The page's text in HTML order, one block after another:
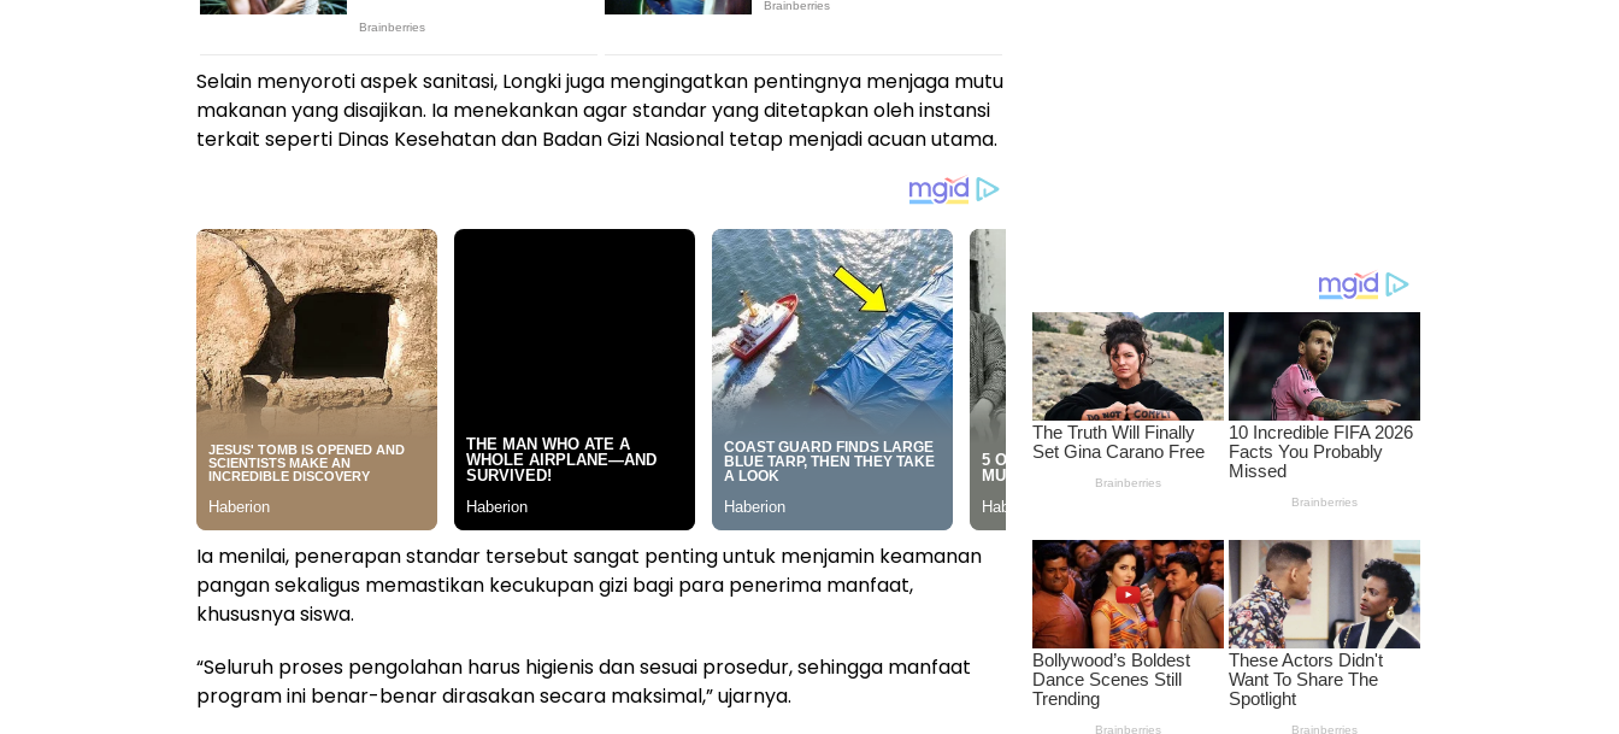
Selain menyoroti aspek sanitasi, Longki juga mengingatkan pentingnya menjaga mutu
makanan yang disajikan. Ia menekankan agar standar yang ditetapkan oleh instansi
terkait seperti Dinas Kesehatan dan Badan Gizi Nasional tetap menjadi acuan utama.
Ia menilai, penerapan standar tersebut sangat penting untuk menjamin keamanan
pangan sekaligus memastikan kecukupan gizi bagi para penerima manfaat,
khususnya siswa.
“Seluruh proses pengolahan harus higienis dan sesuai prosedur, sehingga manfaat
program ini benar-benar dirasakan secara maksimal,” ujarnya.